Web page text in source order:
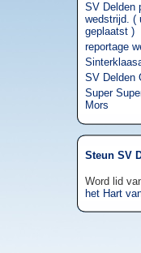
SV Delden
wedstrijd. (
geplaatst )
reportage
SV Delden
Super
Mors
Steun SV
Word lid
het Hart